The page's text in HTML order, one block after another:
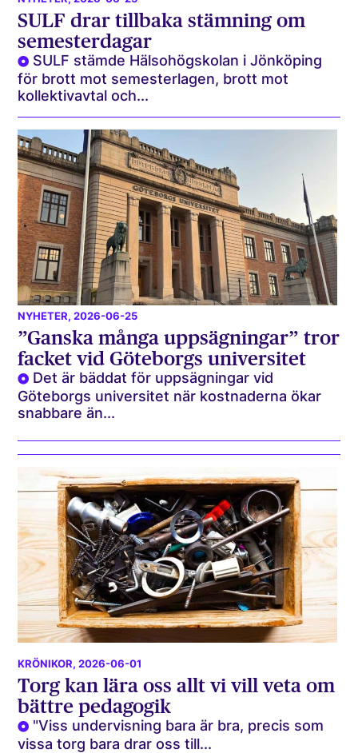
SULF drar tillbaka stämning om
semesterdagar
SULF stämde Hälsohögskolan i Jönköping
för brott mot semesterlagen, brott mot
kollektivavtal och...
NYHETER, 2026-06-25
”Ganska många uppsägningar” tror
facket vid Göteborgs universitet
Det är bäddat för uppsägningar vid
Göteborgs universitet när kostnaderna ökar
snabbare än...
KRÖNIKOR, 2026-06-01
Torg kan lära oss allt vi vill veta om
bättre pedagogik
"Viss undervisning bara är bra, precis som
vissa torg bara drar oss till...